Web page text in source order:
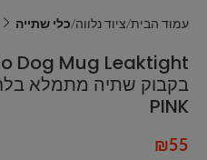
עמוד הבית ציוד נלווה כלי שתייה
PINK
₪55